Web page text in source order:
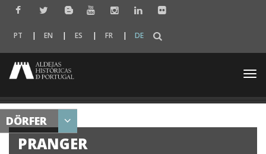
PT EN ES FR DE
DÖRFER
PRANGER